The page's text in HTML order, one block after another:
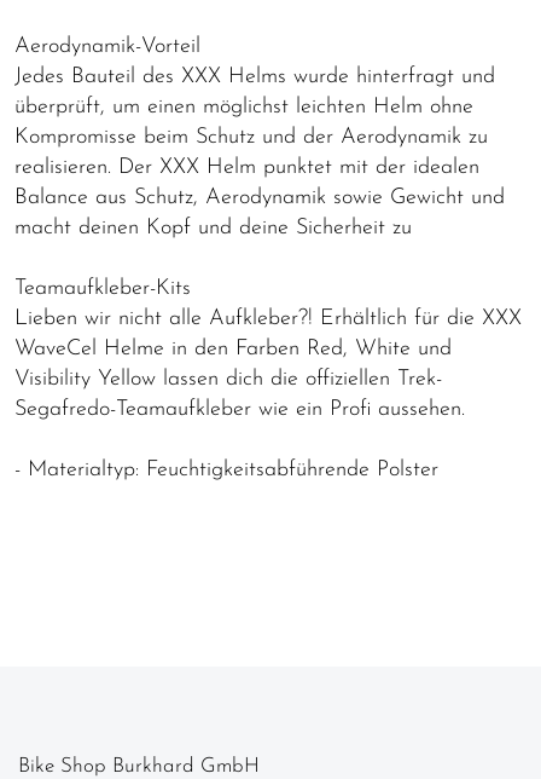
Aerodynamik-Vorteil
Jedes Bauteil des XXX Helms wurde hinterfragt und
überprüft, um einen möglichst leichten Helm ohne
Kompromisse beim Schutz und der Aerodynamik zu
realisieren. Der XXX Helm punktet mit der idealen
Balance aus Schutz, Aerodynamik sowie Gewicht und
macht deinen Kopf und deine Sicherheit zu
Teamaufkleber-Kits
Lieben wir nicht alle Aufkleber?! Erhältlich für die XXX
WaveCel Helme in den Farben Red, White und
Visibility Yellow lassen dich die offiziellen Trek-
Segafredo-Teamaufkleber wie ein Profi aussehen.
- Materialtyp: Feuchtigkeitsabführende Polster
Bike Shop Burkhard GmbH